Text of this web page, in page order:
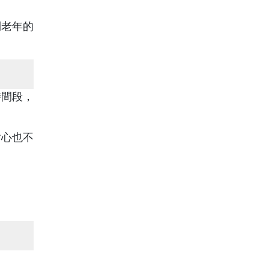
年的
段，
也不